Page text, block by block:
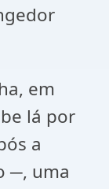
em
lá por
a
─, uma